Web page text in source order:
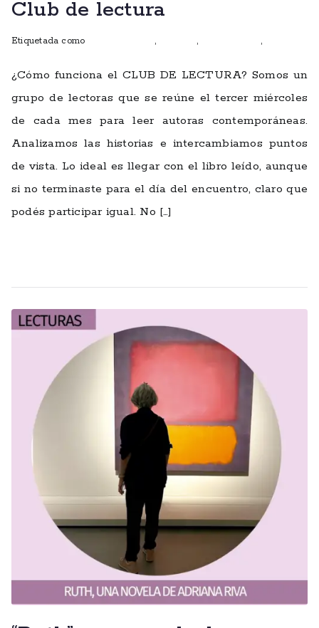
Club de lectura
Etiquetada como , , ,
¿Cómo funciona el CLUB DE LECTURA? Somos un
grupo de lectoras que se reúne el tercer miércoles
de cada mes para leer autoras contemporáneas.
Analizamos las historias e intercambiamos puntos
de vista. Lo ideal es llegar con el libro leído, aunque
si no terminaste para el día del encuentro, claro que
podés participar igual. No […]